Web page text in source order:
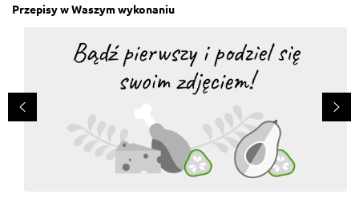
Przepisy w Waszym wykonaniu